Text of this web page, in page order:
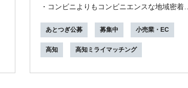
・コンビニよりもコンビニエンスな地域密着経
住民...
あとつぎ公募 募集中 小売業・EC
高知 高知ミライマッチング